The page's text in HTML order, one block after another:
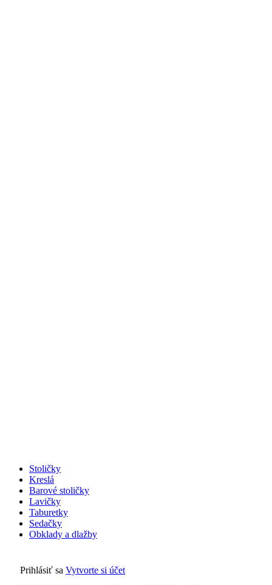
Stoličky
Kreslá
Barové stoličky
Lavičky
Taburetky
Sedačky
Obklady a dlažby
Prihlásiť sa Vytvorte si účet